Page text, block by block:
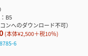
B5
ンへのダウンロード不可）
(本体¥2,500＋税10％)
6